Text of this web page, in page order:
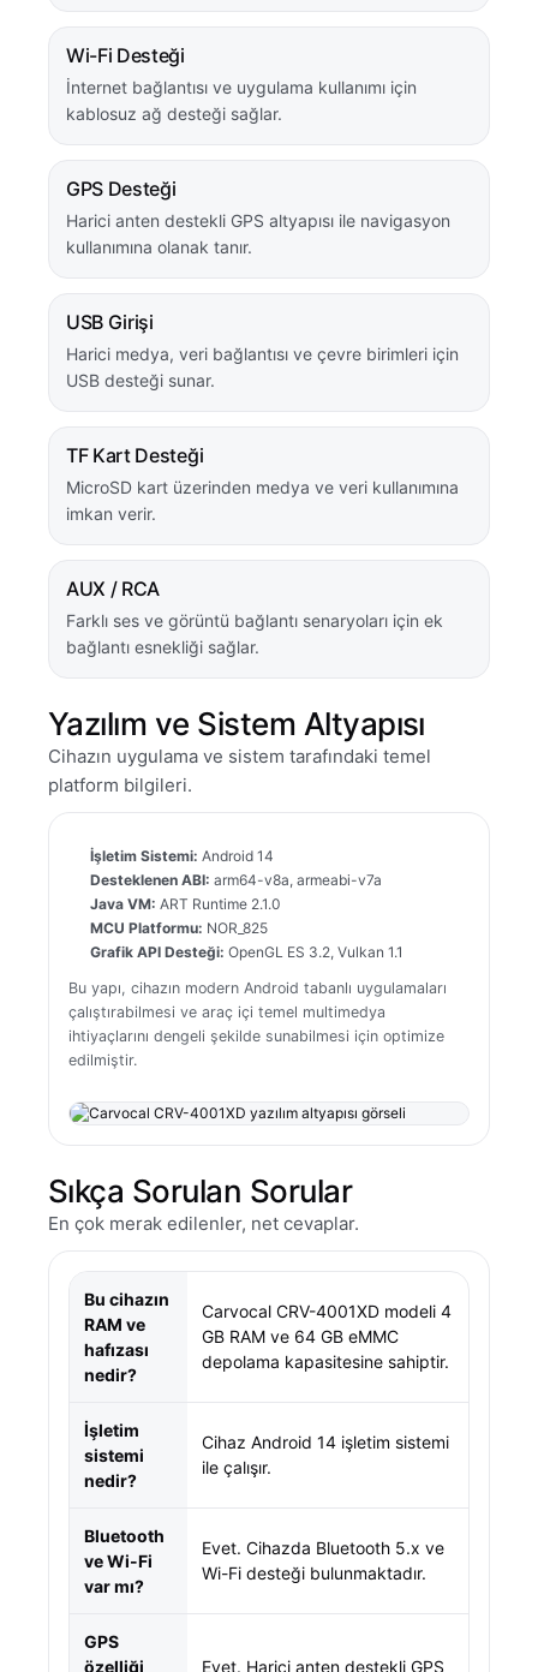
Wi-Fi Desteği
İnternet bağlantısı ve uygulama kullanımı için
kablosuz ağ desteği sağlar.
GPS Desteği
Harici anten destekli GPS altyapısı ile navigasyon
kullanımına olanak tanır.
USB Girişi
Harici medya, veri bağlantısı ve çevre birimleri için
USB desteği sunar.
TF Kart Desteği
MicroSD kart üzerinden medya ve veri kullanımına
imkan verir.
AUX / RCA
Farklı ses ve görüntü bağlantı senaryoları için ek
bağlantı esnekliği sağlar.
Yazılım ve Sistem Altyapısı
Cihazın uygulama ve sistem tarafındaki temel
platform bilgileri.
İşletim Sistemi: Android 14
Desteklenen ABI: arm64-v8a, armeabi-v7a
Java VM: ART Runtime 2.1.0
MCU Platformu: NOR_825
Grafik API Desteği: OpenGL ES 3.2, Vulkan 1.1
Bu yapı, cihazın modern Android tabanlı uygulamaları
çalıştırabilmesi ve araç içi temel multimedya
ihtiyaçlarını dengeli şekilde sunabilmesi için optimize
edilmiştir.
Sıkça Sorulan Sorular
En çok merak edilenler, net cevaplar.
Bu cihazın
RAM ve
hafızası
nedir?
Carvocal CRV-4001XD modeli 4
GB RAM ve 64 GB eMMC
depolama kapasitesine sahiptir.
İşletim
sistemi
nedir?
Cihaz Android 14 işletim sistemi
ile çalışır.
Bluetooth
ve Wi-Fi
var mı?
Evet. Cihazda Bluetooth 5.x ve
Wi-Fi desteği bulunmaktadır.
GPS
özelliği
Evet. Harici anten destekli GPS